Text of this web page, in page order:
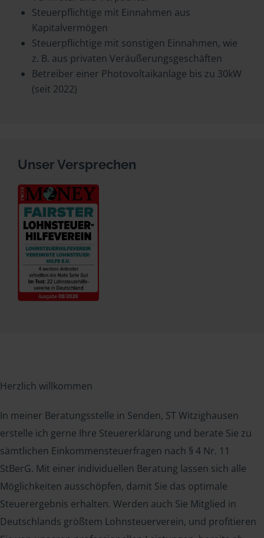
Steuerpflichtige mit Einnahmen aus
Kapitalvermögen
Steuerpflichtige mit sonstigen Einnahmen, wie
z. B. aus privaten Veräußerungsgeschäften
Betreiber einer Photovoltaikanlage bis zu 30kW
(seit 2022)
Unser Versprechen
Herzlich willkommen
In meiner Beratungsstelle in Senden, ST Witzighausen
erstelle ich gerne Ihre Steuererklärung und berate Sie zu
sämtlichen Einkommensteuerfragen nach § 4 Nr. 11
StBerG. Mit einer individuellen Beratung lassen sich alle
Möglichkeiten ausschöpfen, damit Sie das optimale
Steuerergebnis erhalten. Werden auch Sie Mitglied in
Deutschlands größtem Lohnsteuerverein, und profitieren